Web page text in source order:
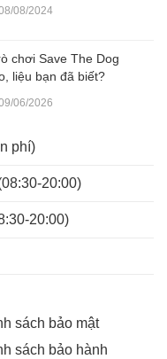
08/2024
chơi Save The Dog
liệu bạn đã biết?
06/2026
phí)
20:00)
20:00)
sách bảo mật
sách bảo hành